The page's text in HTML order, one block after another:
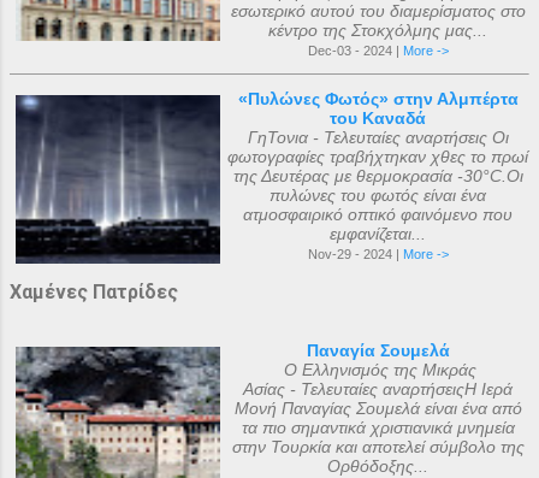
εσωτερικό αυτού του διαμερίσματος στο
κέντρο της Στοκχόλμης μας...
Dec-03 - 2024 | More ->
«Πυλώνες Φωτός» στην Αλμπέρτα
του Καναδά
ΓηΤονια - Τελευταίες αναρτήσεις Οι
φωτογραφίες τραβήχτηκαν χθες το πρωί
της Δευτέρας με θερμοκρασία -30°C.Οι
πυλώνες του φωτός είναι ένα
ατμοσφαιρικό οπτικό φαινόμενο που
εμφανίζεται...
Nov-29 - 2024 | More ->
Χαμένες Πατρίδες
Παναγία Σουμελά
Ο Ελληνισμός της Μικράς
Ασίας - Τελευταίες αναρτήσειςΗ Ιερά
Μονή Παναγίας Σουμελά είναι ένα από
τα πιο σημαντικά χριστιανικά μνημεία
στην Τουρκία και αποτελεί σύμβολο της
Ορθόδοξης...